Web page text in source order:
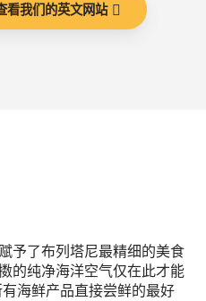
看我们的英文网站
予了布列塔尼最精细的美食
的纯净海洋空气仅在此才能
海鲜产品直接尝鲜的最好